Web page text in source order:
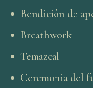
Bendición de
Breathwork
Temazcal
Ceremonia del